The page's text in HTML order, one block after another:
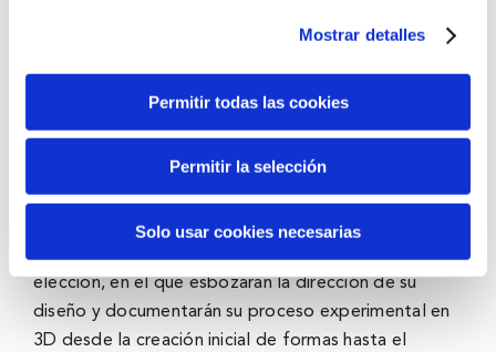
Mostrar detalles
Permitir todas las cookies
Permitir la selección
Solo usar cookies necesarias
experimentación relacionados con los conceptos
Los estudiantes trabajarán en la visualización de un
concepto narrativo personal relacionado con el
briefing de “Transmissions” y seleccionarán un área
de estudio. Elaborarán un extenso portfolio
personal de investigación, en un formato de su
elección, en el que esbozarán la dirección de su
diseño y documentarán su proceso experimental en
3D desde la creación inicial de formas hasta el